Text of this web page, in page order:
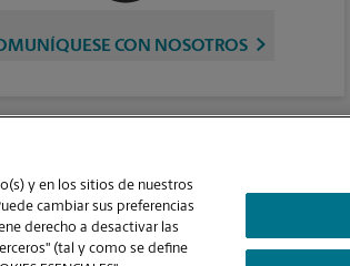
CON NOSOTROS
de franquiciados. The UPS Store Inc., como
de franquicia determina la capacitación y los requisitos
estado en donde operan.
y en los sitios de nuestros
cambiar sus preferencias
derecho a desactivar las
(tal y como se define